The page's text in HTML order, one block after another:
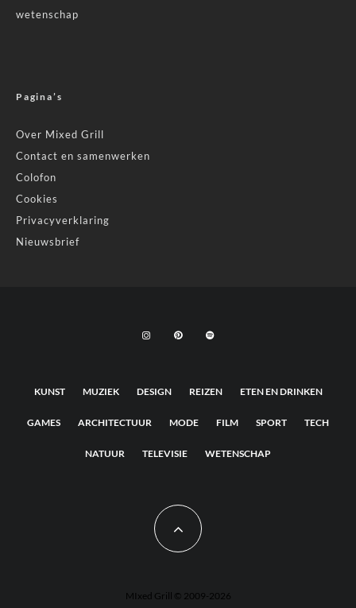
wetenschap
Pagina’s
Over Mixed Grill
Contact en samenwerken
Colofon
Cookies
Privacyverklaring
Nieuwsbrief
KUNST MUZIEK DESIGN REIZEN ETEN EN DRINKEN
GAMES ARCHITECTUUR MODE FILM SPORT TECH
NATUUR TELEVISIE WETENSCHAP
MIxed Grill © 2009-2026